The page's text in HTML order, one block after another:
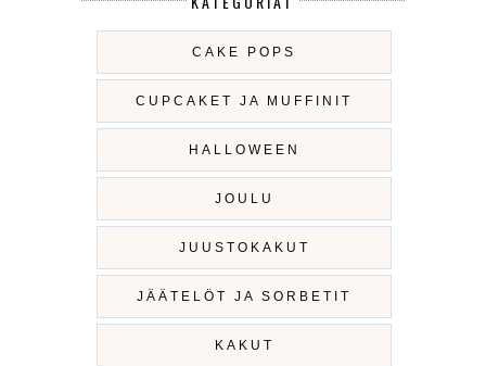
CAKE POPS
CUPCAKET JA MUFFINIT
HALLOWEEN
JOULU
JUUSTOKAKUT
JÄÄTELÖT JA SORBETIT
KAKUT